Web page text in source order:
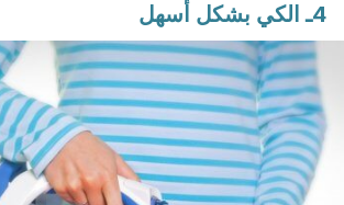
4ـ الكي بشكل أسهل